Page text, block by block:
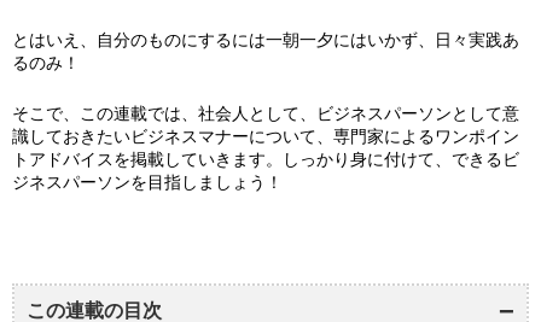
とはいえ、自分のものにするには一朝一夕にはいかず、日々実践あ
るのみ！
そこで、この連載では、社会人として、ビジネスパーソンとして意
識しておきたいビジネスマナーについて、専門家によるワンポイン
トアドバイスを掲載していきます。しっかり身に付けて、できるビ
ジネスパーソンを目指しましょう！
この連載の目次